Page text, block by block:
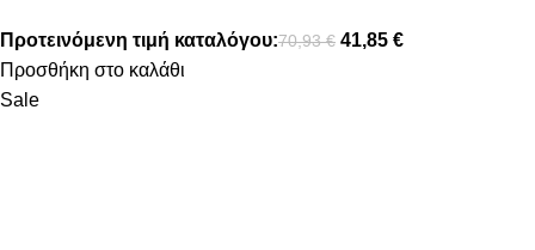
Προτεινόμενη τιμή καταλόγου:70,93€ 41,85 €
Προσθήκη στο καλάθι
Sale